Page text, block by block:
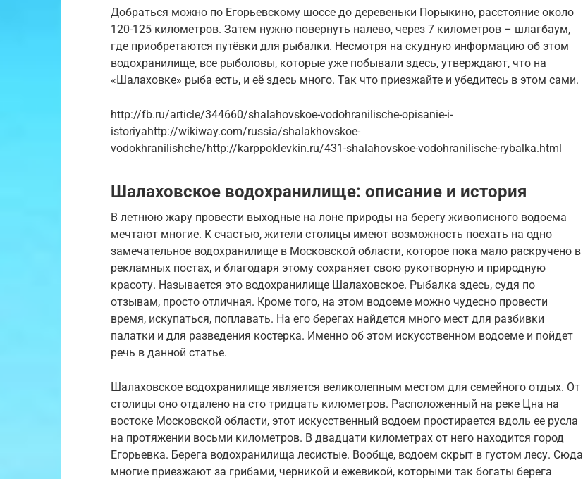
Добраться можно по Егорьевскому шоссе до деревеньки Порыкино, расстояние около
120-125 километров. Затем нужно повернуть налево, через 7 километров – шлагбаум,
где приобретаются путёвки для рыбалки. Несмотря на скудную информацию об этом
водохранилище, все рыболовы, которые уже побывали здесь, утверждают, что на
«Шалаховке» рыба есть, и её здесь много. Так что приезжайте и убедитесь в этом сами.
http://fb.ru/article/344660/shalahovskoe-vodohranilische-opisanie-i-
istoriyahttp://wikiway.com/russia/shalakhovskoe-
vodokhranilishche/http://karppoklevkin.ru/431-shalahovskoe-vodohranilische-rybalka.html
Шалаховское водохранилище: описание и история
В летнюю жару провести выходные на лоне природы на берегу живописного водоема
мечтают многие. К счастью, жители столицы имеют возможность поехать на одно
замечательное водохранилище в Московской области, которое пока мало раскручено в
рекламных постах, и благодаря этому сохраняет свою рукотворную и природную
красоту. Называется это водохранилище Шалаховское. Рыбалка здесь, судя по
отзывам, просто отличная. Кроме того, на этом водоеме можно чудесно провести
время, искупаться, поплавать. На его берегах найдется много мест для разбивки
палатки и для разведения костерка. Именно об этом искусственном водоеме и пойдет
речь в данной статье.
Шалаховское водохранилище является великолепным местом для семейного отдых. От
столицы оно отдалено на сто тридцать километров. Расположенный на реке Цна на
востоке Московской области, этот искусственный водоем простирается вдоль ее русла
на протяжении восьми километров. В двадцати километрах от него находится город
Егорьевка. Берега водохранилища лесистые. Вообще, водоем скрыт в густом лесу. Сюда
многие приезжают за грибами, черникой и ежевикой, которыми так богаты берега